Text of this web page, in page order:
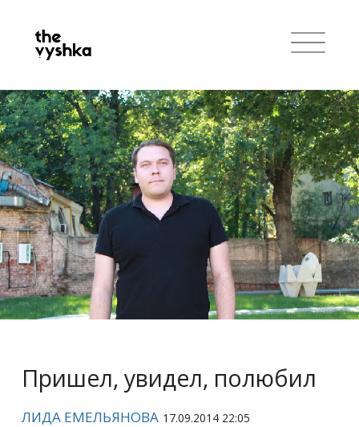
Пришел, увидел, полюбил
ЛИДА ЕМЕЛЬЯНОВА 17.09.2014 22:05